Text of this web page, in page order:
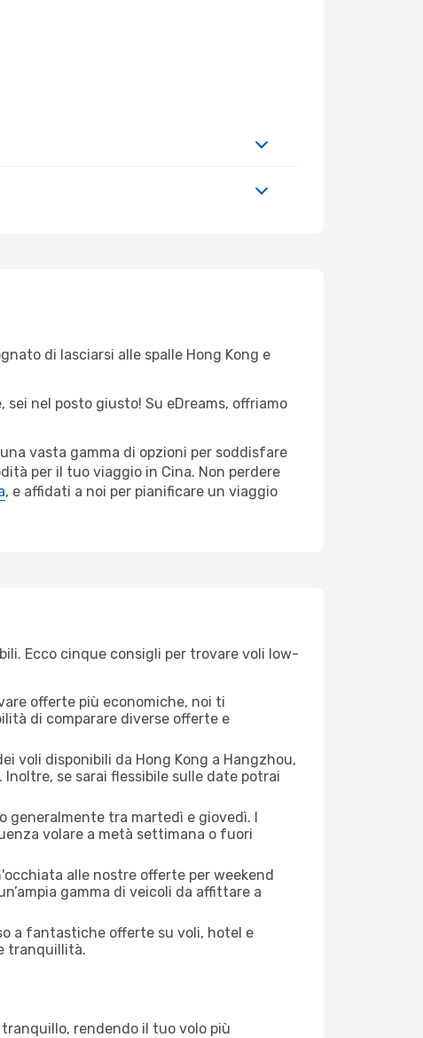
di lasciarsi alle spalle Hong Kong e
nel posto giusto! Su eDreams, offriamo
vasta gamma di opzioni per soddisfare
per il tuo viaggio in Cina. Non perdere
, e affidati a noi per pianificare un viaggio
Ecco cinque consigli per trovare voli low-
offerte più economiche, noi ti
di comparare diverse offerte e
voli disponibili da Hong Kong a Hangzhou,
se sarai flessibile sulle date potrai
generalmente tra martedì e giovedì. I
volare a metà settimana o fuori
alle nostre offerte per weekend
gamma di veicoli da affittare a
a fantastiche offerte su voli, hotel e
tranquillità.
rendendo il tuo volo più